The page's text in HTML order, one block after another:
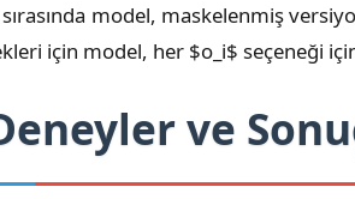
model, maskelenmiş
için model, her $o_i$ seçeneği
ve